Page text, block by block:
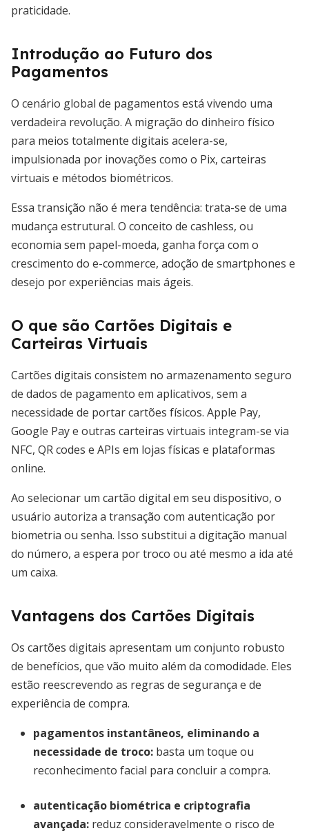
praticidade.
Introdução ao Futuro dos
Pagamentos
O cenário global de pagamentos está vivendo uma
verdadeira revolução. A migração do dinheiro físico
para meios totalmente digitais acelera-se,
impulsionada por inovações como o Pix, carteiras
virtuais e métodos biométricos.
Essa transição não é mera tendência: trata-se de uma
mudança estrutural. O conceito de cashless, ou
economia sem papel-moeda, ganha força com o
crescimento do e-commerce, adoção de smartphones e
desejo por experiências mais ágeis.
O que são Cartões Digitais e
Carteiras Virtuais
Cartões digitais consistem no armazenamento seguro
de dados de pagamento em aplicativos, sem a
necessidade de portar cartões físicos. Apple Pay,
Google Pay e outras carteiras virtuais integram-se via
NFC, QR codes e APIs em lojas físicas e plataformas
online.
Ao selecionar um cartão digital em seu dispositivo, o
usuário autoriza a transação com autenticação por
biometria ou senha. Isso substitui a digitação manual
do número, a espera por troco ou até mesmo a ida até
um caixa.
Vantagens dos Cartões Digitais
Os cartões digitais apresentam um conjunto robusto
de benefícios, que vão muito além da comodidade. Eles
estão reescrevendo as regras de segurança e de
experiência de compra.
pagamentos instantâneos, eliminando a
necessidade de troco: basta um toque ou
reconhecimento facial para concluir a compra.
autenticação biométrica e criptografia
avançada: reduz consideravelmente o risco de